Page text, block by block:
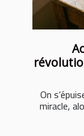
On
miracle,